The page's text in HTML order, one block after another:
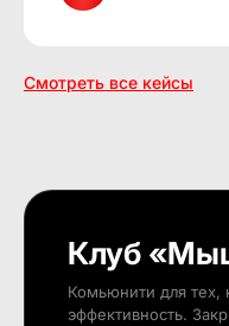
Смотреть все кейсы
Клуб
Комьюнити для тех,
эффективность.